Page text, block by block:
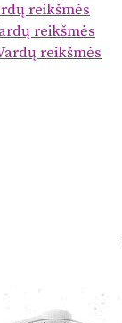
reikšmės
reikšmės
reikšmės